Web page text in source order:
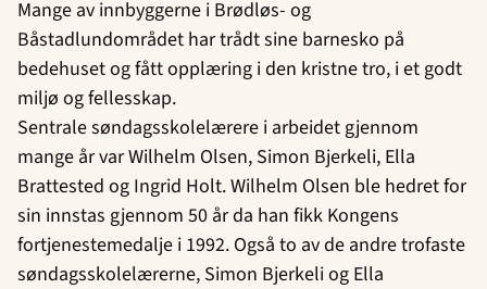
Mange av innbyggerne i Brødløs- og
Båstadlundområdet har trådt sine barnesko på
bedehuset og fått opplæring i den kristne tro, i et godt
miljø og fellesskap.
Sentrale søndagsskolelærere i arbeidet gjennom
mange år var Wilhelm Olsen, Simon Bjerkeli, Ella
Brattested og Ingrid Holt. Wilhelm Olsen ble hedret for
sin innstas gjennom 50 år da han fikk Kongens
fortjenestemedalje i 1992. Også to av de andre trofaste
søndagsskolelærerne, Simon Bjerkeli og Ella